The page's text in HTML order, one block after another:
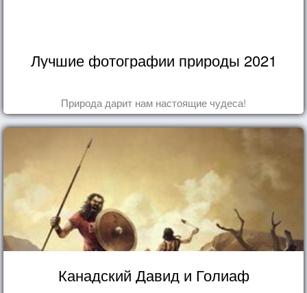
Лучшие фотографии природы 2021
Природа дарит нам настоящие чудеса!
Канадский Давид и Голиаф